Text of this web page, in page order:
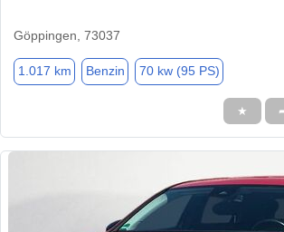
Göppingen, 73037
1.017 km Benzin 70 kw (95 PS)
★